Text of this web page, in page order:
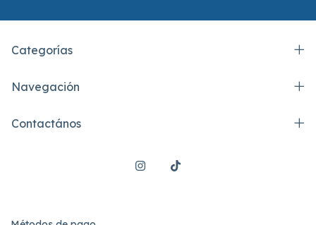
Categorías
Navegación
Contactános